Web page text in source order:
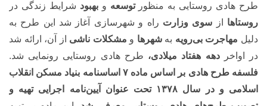
طرح هادی روستایی به منظورتوسعه وبهبود شرایط زندگی در
روستاها از سوی وزارت راه و شهرسازی آغاز شد این طرح به
دلیل مهاجرت بی‌رویه بهشهرها و مشکلات ناشی از آن، ارائه شد
در اواخردهه هفتاد میلادی، طرح هادی روستایی رونمایی شد.
فلسفه طرح هادی بر اساس ماده ۷ اساسنامه بنیاد مسکن انقلاب
اسلامی و در سال ۱۳۷۸ تحت عنوان آیین‌نامه اجرایی تهیه و